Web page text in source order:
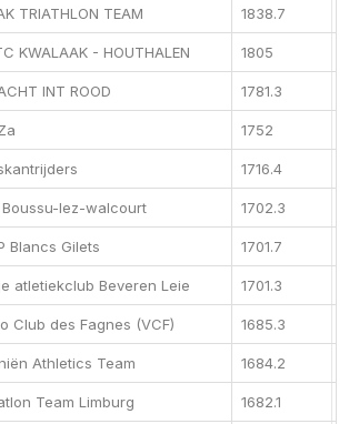
TRIATHLON TEAM 1838.7
KWALAAK - HOUTHALEN 1805
INT ROOD 1781.3
1752
1716.4
Boussu-lez-walcourt 1702.3
Blancs Gilets 1701.7
atletiekclub Beveren Leie 1701.3
Club des Fagnes (VCF) 1685.3
Athletics Team 1684.2
Team Limburg 1682.1